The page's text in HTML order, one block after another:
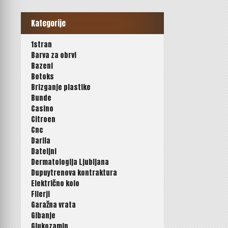
Kategorije
1stran
Barva za obrvi
Bazeni
Botoks
Brizganje plastike
Bunde
Casino
Citroen
Cnc
Darila
Dateljni
Dermatologija Ljubljana
Dupuytrenova kontraktura
Električno kolo
Filerji
Garažna vrata
Gibanje